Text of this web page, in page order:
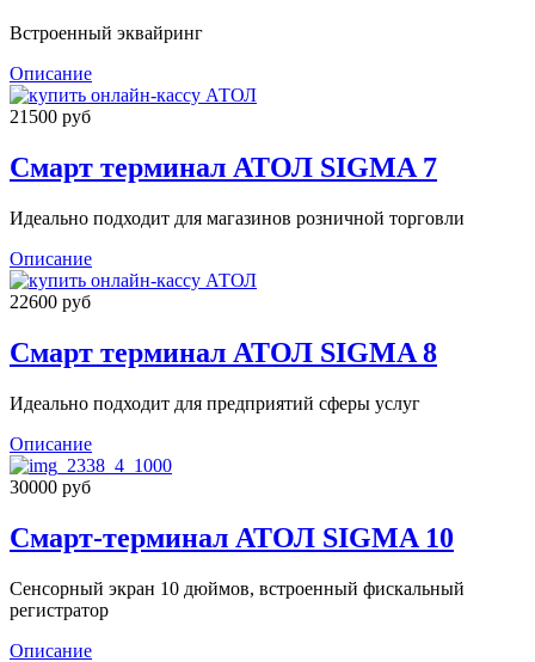
Встроенный эквайринг
Описание
21500 руб
Смарт терминал АТОЛ SIGMA 7
Идеально подходит для магазинов розничной торговли
Описание
22600 руб
Смарт терминал АТОЛ SIGMA 8
Идеально подходит для предприятий сферы услуг
Описание
30000 руб
Смарт-терминал АТОЛ SIGMA 10
Сенсорный экран 10 дюймов, встроенный фискальный
регистратор
Описание